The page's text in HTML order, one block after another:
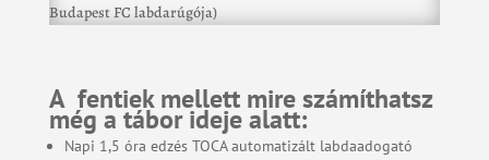
Budapest FC labdarúgója)
A fentiek mellett mire számíthatsz
még a tábor ideje alatt:
Napi 1,5 óra edzés TOCA automatizált labdaadogató